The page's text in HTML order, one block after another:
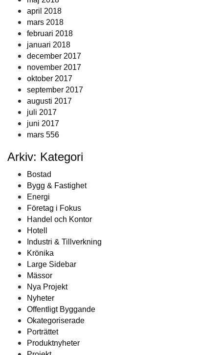
april 2018
mars 2018
februari 2018
januari 2018
december 2017
november 2017
oktober 2017
september 2017
augusti 2017
juli 2017
juni 2017
mars 556
Arkiv: Kategori
Bostad
Bygg & Fastighet
Energi
Företag i Fokus
Handel och Kontor
Hotell
Industri & Tillverkning
Krönika
Large Sidebar
Mässor
Nya Projekt
Nyheter
Offentligt Byggande
Okategoriserade
Porträttet
Produktnyheter